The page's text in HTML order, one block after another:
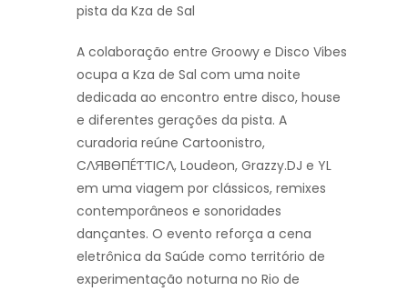
pista da Kza de Sal
A colaboração entre Groowy e Disco Vibes
ocupa a Kza de Sal com uma noite
dedicada ao encontro entre disco, house
e diferentes gerações da pista. A
curadoria reúne Cartoonistro,
CΛЯBӨПÉƬƬICΛ, Loudeon, Grazzy.DJ e YL
em uma viagem por clássicos, remixes
contemporâneos e sonoridades
dançantes. O evento reforça a cena
eletrônica da Saúde como território de
experimentação noturna no Rio de